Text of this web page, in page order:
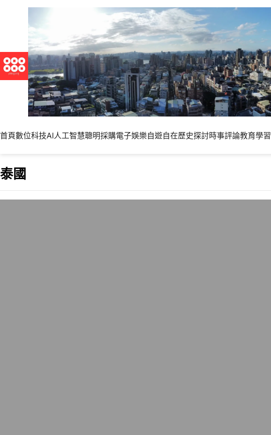
首頁數位科技AI人工智慧聰明採購電子娛樂自遊自在歷史探討時事評論教育學習
泰國